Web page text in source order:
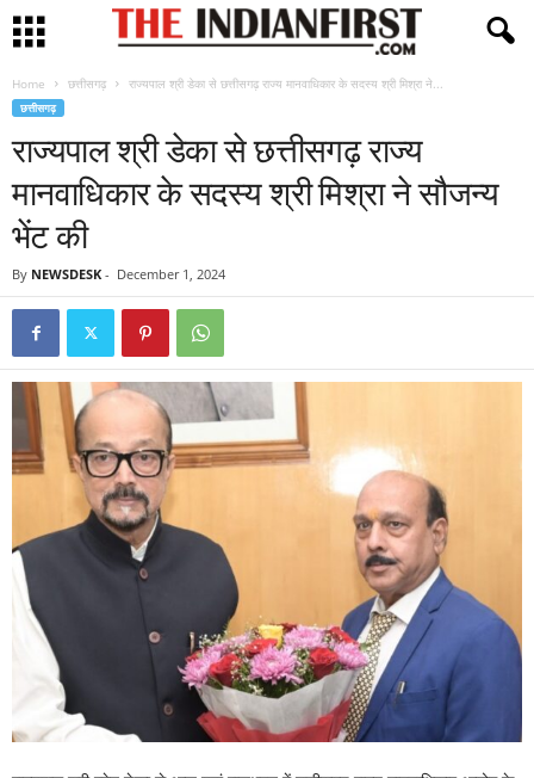
Home छत्तीसगढ़ राज्यपाल श्री डेका से छत्तीसगढ़ राज्य मानवाधिकार के सदस्य श्री मिश्रा ने...
छत्तीसगढ़
राज्यपाल श्री डेका से छत्तीसगढ़ राज्य
मानवाधिकार के सदस्य श्री मिश्रा ने सौजन्य
भेंट की
By NEWSDESK - December 1, 2024